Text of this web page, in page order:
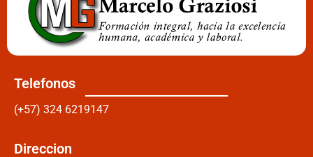
Telefonos
(+57) 324 6219147
Direccion